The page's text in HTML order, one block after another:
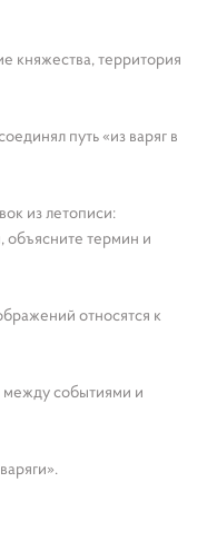
княжества, территория
путь «из варяг в
из летописи:
объясните термин и
относятся к
между событиями и